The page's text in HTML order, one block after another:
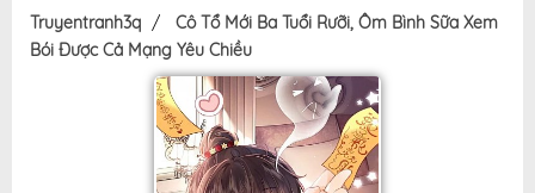
Truyentranh3q
Cô Tổ Mới Ba Tuổi Rưỡi, Ôm Bình Sữa Xem
Bói Được Cả Mạng Yêu Chiều